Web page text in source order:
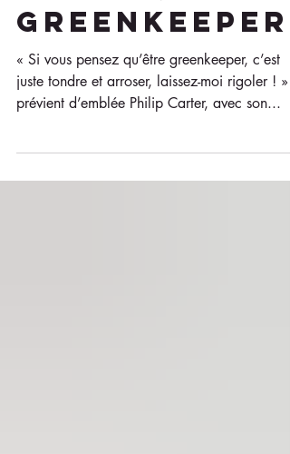
Polopedia
3 min de lecture
METIER,
GREENKEEPER
prévient d’emblée Philip Carter, avec son...